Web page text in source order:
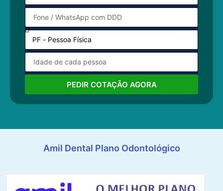
PEDIR COTAÇÃO AGORA
Amil Dental Plano Odontológico